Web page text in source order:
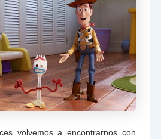
volvemos a encontrarnos con